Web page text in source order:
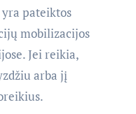
pateiktos
mobilizacijos
Jei reikia,
arba jį